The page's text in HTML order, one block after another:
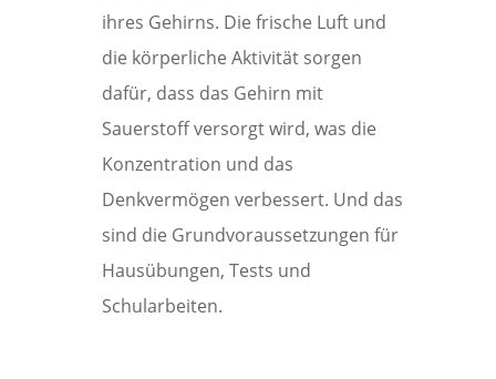
ihres Gehirns. Die frische Luft und
die körperliche Aktivität sorgen
dafür, dass das Gehirn mit
Sauerstoff versorgt wird, was die
Konzentration und das
Denkvermögen verbessert. Und das
sind die Grundvoraussetzungen für
Hausübungen, Tests und
Schularbeiten.